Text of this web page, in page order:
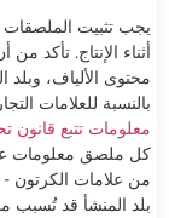
يجب تثبيت الملصقات
أثناء الإنتاج. تأكد
محتوى الألياف، وبلد
بالنسبة للعلامات
معلومات تتبع قانون
كل ملصق معلومات عن
من علامات الكرتون -
بلد المنشأ قد